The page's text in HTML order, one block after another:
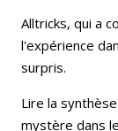
Alltricks, qui a
l'expérience
surpris.
Lire la
mystère dans